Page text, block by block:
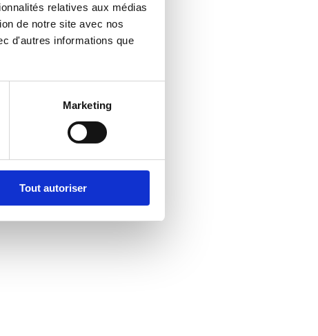
relatives aux médias
de notre site avec nos
d'autres informations que
Marketing
Tout autoriser